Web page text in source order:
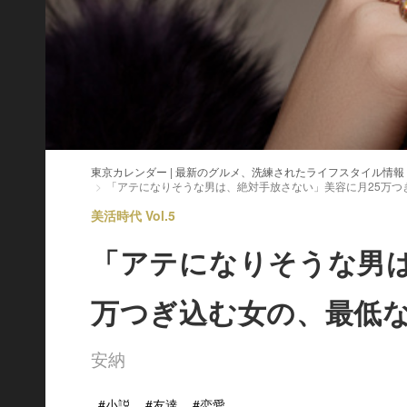
東京カレンダー | 最新のグルメ、洗練されたライフスタイル情報
「アテになりそうな男は、絶対手放さない」美容に月25万
美活時代 Vol.5
「アテになりそうな
万つぎ込む女の、最低
安納